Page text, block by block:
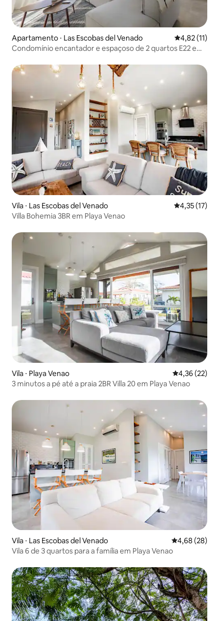
Apartamento ⋅ Las Escobas del Venado 4,82 de uma
4,82 (11)
Condomínio encantador e espaçoso de 2 quartos E22 em
Vila ⋅ Las Escobas del Venado 4,35 de uma
4,35 (17)
Villa Bohemia 3BR em Playa Venao
Vila ⋅ Playa Venao 4,36 de uma
4,36 (22)
3 minutos a pé até a praia 2BR Villa 20 em Playa Venao
Vila ⋅ Las Escobas del Venado 4,68 de uma
4,68 (28)
Vila 6 de 3 quartos para a família em Playa Venao